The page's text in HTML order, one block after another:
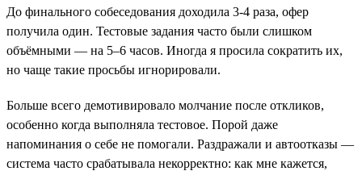
До финального собеседования доходила 3-4 раза, офер
получила один. Тестовые задания часто были слишком
объёмными — на 5–6 часов. Иногда я просила сократить их,
но чаще такие просьбы игнорировали.
Больше всего демотивировало молчание после откликов,
особенно когда выполняла тестовое. Порой даже
напоминания о себе не помогали. Раздражали и автоотказы —
система часто срабатывала некорректно: как мне кажется,